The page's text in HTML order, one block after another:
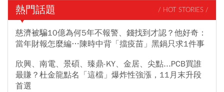
熱門話題 / HOT STORIES /
慈濟被騙10億為何5年不報警、錢找到才認？他好奇：
當年財報怎麼編…陳時中背「擋疫苗」黑鍋只求1件事
欣興、南電、景碩、臻鼎-KY、金居、尖點...PCB買誰
最賺？杜金龍點名「這檔」爆炸性強漲，11月末升段
首選